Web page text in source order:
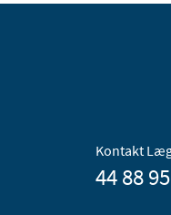
Kontakt
44 88